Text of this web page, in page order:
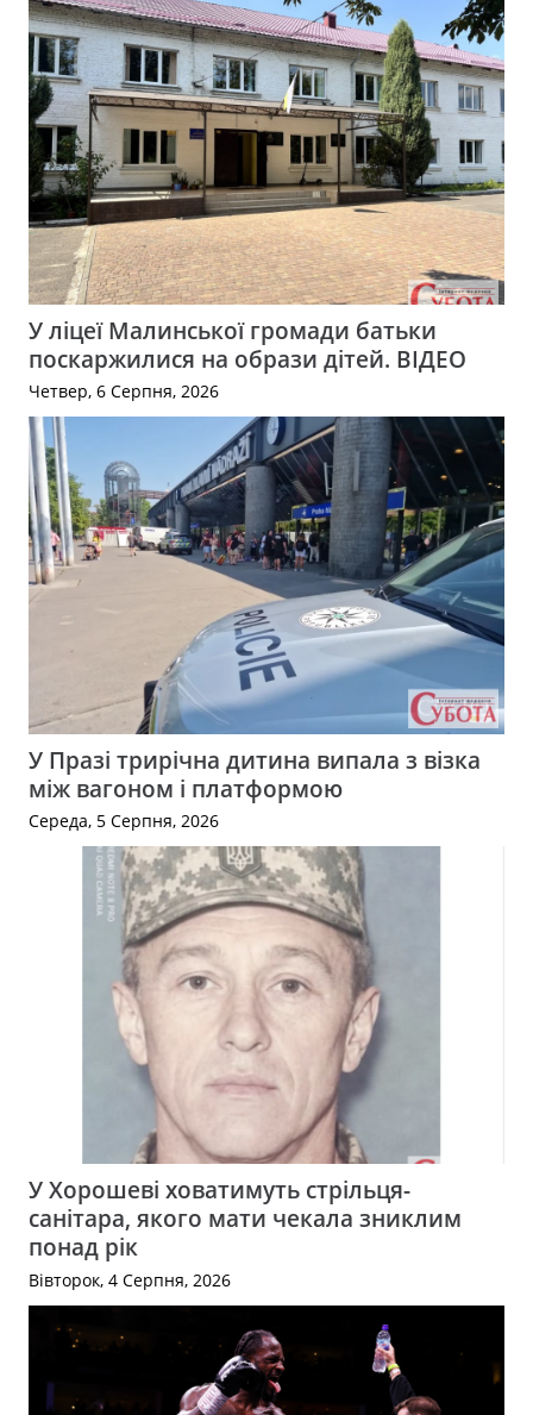
У ліцеї Малинської громади батьки
поскаржилися на образи дітей. ВІДЕО
Четвер, 6 Серпня, 2026
У Празі трирічна дитина випала з візка
між вагоном і платформою
Середа, 5 Серпня, 2026
У Хорошеві ховатимуть стрільця-
санітара, якого мати чекала зниклим
понад рік
Вівторок, 4 Серпня, 2026